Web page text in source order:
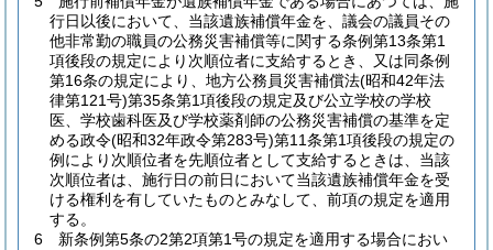
行日以後において、当該遺族補償年金を、議会の議員その
他非常勤の職員の公務災害補償等に関する条例第13条第1
項後段の規定により次順位者に支給するとき、又は同条例
第16条の規定により、地方公務員災害補償法(昭和42年法
律第121号)第35条第1項後段の規定及び公立学校の学校
医、学校歯科医及び学校薬剤師の公務災害補償の基準を定
める政令(昭和32年政令第283号)第11条第1項後段の規定の
例により次順位者を先順位者として支給するときは、当該
次順位者は、施行日の前日において当該遺族補償年金を受
ける権利を有していたものとみなして、前項の規定を適用
する。
6
新条例第5条の2第2項第1号の規定を適用する場合におい